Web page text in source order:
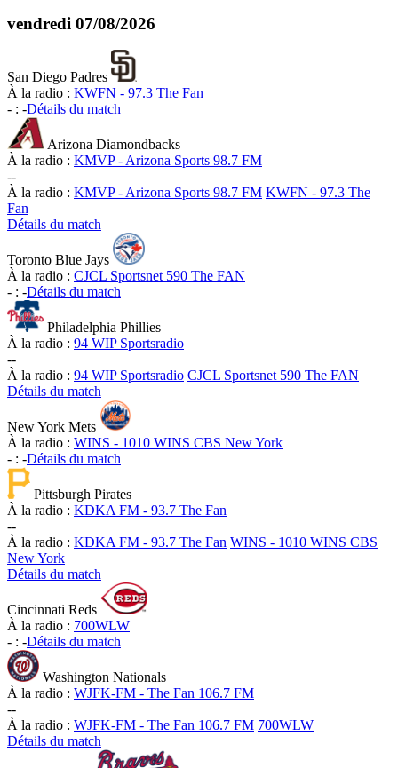
vendredi 07/08/2026
San Diego Padres
À la radio : KWFN - 97.3 The Fan
- : -Détails du match
Arizona Diamondbacks
À la radio : KMVP - Arizona Sports 98.7 FM
--
À la radio : KMVP - Arizona Sports 98.7 FM KWFN - 97.3 The
Fan
Détails du match
Toronto Blue Jays
À la radio : CJCL Sportsnet 590 The FAN
- : -Détails du match
Philadelphia Phillies
À la radio : 94 WIP Sportsradio
--
À la radio : 94 WIP Sportsradio CJCL Sportsnet 590 The FAN
Détails du match
New York Mets
À la radio : WINS - 1010 WINS CBS New York
- : -Détails du match
Pittsburgh Pirates
À la radio : KDKA FM - 93.7 The Fan
--
À la radio : KDKA FM - 93.7 The Fan WINS - 1010 WINS CBS
New York
Détails du match
Cincinnati Reds
À la radio : 700WLW
- : -Détails du match
Washington Nationals
À la radio : WJFK-FM - The Fan 106.7 FM
--
À la radio : WJFK-FM - The Fan 106.7 FM 700WLW
Détails du match